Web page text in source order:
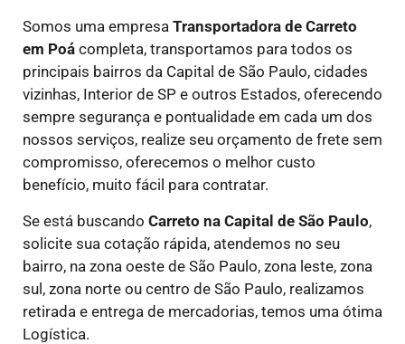
Somos uma empresa Transportadora de Carreto
em Poá completa, transportamos para todos os
principais bairros da Capital de São Paulo, cidades
vizinhas, Interior de SP e outros Estados, oferecendo
sempre segurança e pontualidade em cada um dos
nossos serviços, realize seu orçamento de frete sem
compromisso, oferecemos o melhor custo
benefício, muito fácil para contratar.
Se está buscando Carreto na Capital de São Paulo,
solicite sua cotação rápida, atendemos no seu
bairro, na zona oeste de São Paulo, zona leste, zona
sul, zona norte ou centro de São Paulo, realizamos
retirada e entrega de mercadorias, temos uma ótima
Logística.